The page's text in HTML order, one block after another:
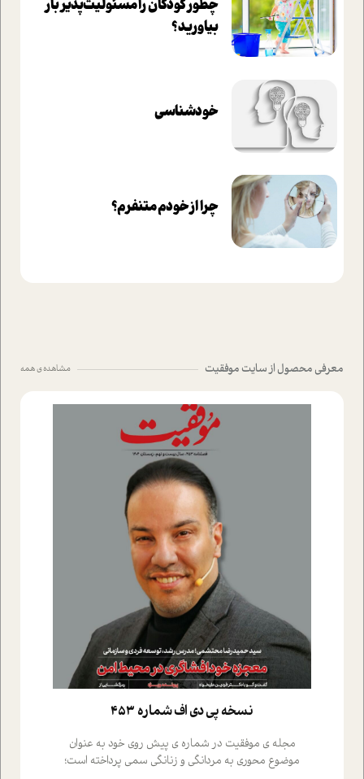
چطور کودکان را مسئولیت‌پذیر بار
بیاورید؟
خودشناسی
چرا از خودم متنفرم؟
معرفی محصول از سایت موفقیت مشاهده ی همه
نسخه پي دي اف شماره 453
مجله ی موفقیت در شماره ی پیش روی خود به عنوان
موضوع محوری به مردانگی و زنانگی سمی پرداخته است؛